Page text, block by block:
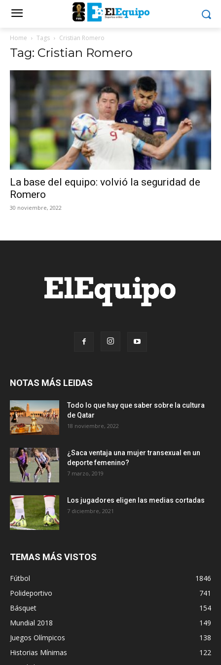
Home Tags Cristian Romero
Tag: Cristian Romero
La base del equipo: volvió la seguridad de
Romero
30 noviembre, 2022
NOTAS MÁS LEIDAS
Todo lo que hay que saber sobre la cultura
de Qatar
18 noviembre, 2022
¿Saca ventaja una mujer transexual en un
deporte femenino?
7 marzo, 2019
Los jugadores eligen las medias cortadas
7 diciembre, 2021
TEMAS MÁS VISTOS
Fútbol
1846
Polideportivo
741
Básquet
154
Mundial 2018
149
Juegos Olímpicos
138
Historias Mínimas
122